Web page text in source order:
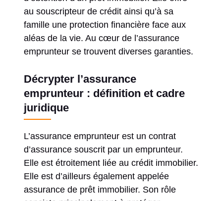
au souscripteur de crédit ainsi qu’à sa
famille une protection financière face aux
aléas de la vie. Au cœur de l’assurance
emprunteur se trouvent diverses garanties.
Décrypter l’assurance
emprunteur : définition et cadre
juridique
L’assurance emprunteur est un contrat
d’assurance souscrit par un emprunteur.
Elle est étroitement liée au crédit immobilier.
Elle est d’ailleurs également appelée
assurance de prêt immobilier. Son rôle